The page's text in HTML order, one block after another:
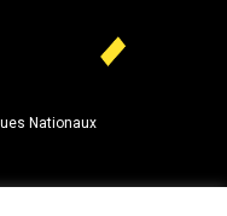
Nationaux